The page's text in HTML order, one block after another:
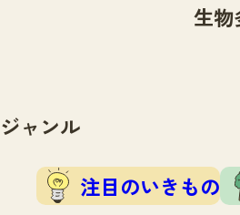
生物
ジャンル
注目のいきもの